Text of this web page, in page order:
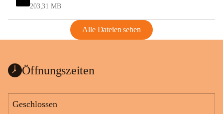
203,31 MB
Alle Dateien sehen
Öffnungszeiten
Geschlossen